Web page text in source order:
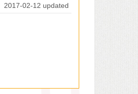
2017-02-12 updated